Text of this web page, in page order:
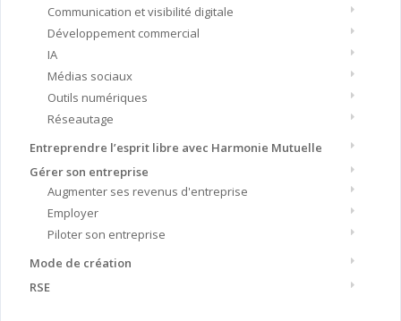
Communication et visibilité digitale
Développement commercial
IA
Médias sociaux
Outils numériques
Réseautage
Entreprendre l’esprit libre avec Harmonie Mutuelle
Gérer son entreprise
Augmenter ses revenus d'entreprise
Employer
Piloter son entreprise
Mode de création
RSE